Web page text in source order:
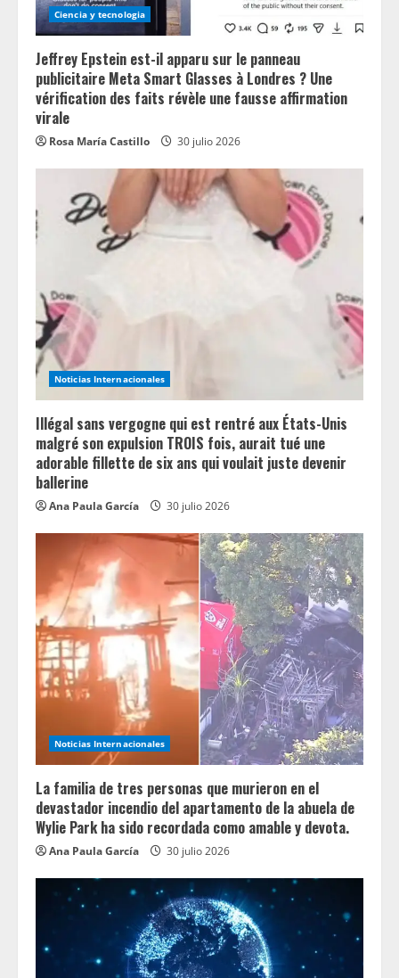
Ciencia y tecnologia
Jeffrey Epstein est-il apparu sur le panneau
publicitaire Meta Smart Glasses à Londres ? Une
vérification des faits révèle une fausse affirmation
virale
Rosa María Castillo 30 julio 2026
Noticias Internacionales
Illégal sans vergogne qui est rentré aux États-Unis
malgré son expulsion TROIS fois, aurait tué une
adorable fillette de six ans qui voulait juste devenir
ballerine
Ana Paula García 30 julio 2026
Noticias Internacionales
La familia de tres personas que murieron en el
devastador incendio del apartamento de la abuela de
Wylie Park ha sido recordada como amable y devota.
Ana Paula García 30 julio 2026